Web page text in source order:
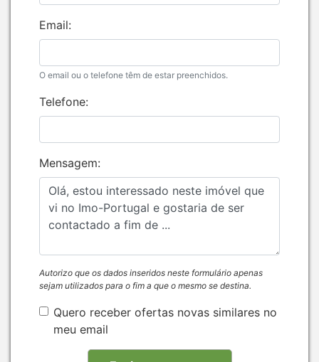
Email:
O email ou o telefone têm de estar preenchidos.
Telefone:
Mensagem:
Autorizo que os dados inseridos neste formulário apenas
sejam utilizados para o fim a que o mesmo se destina.
Quero receber ofertas novas similares no
meu email